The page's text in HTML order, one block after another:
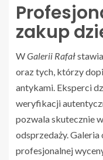
zakup
WGalerii Rafał
oraz tych, którzy
antykami. Eksperci
weryfikacji
pozwala skutecznie
odsprzedaży.
profesjonalnej